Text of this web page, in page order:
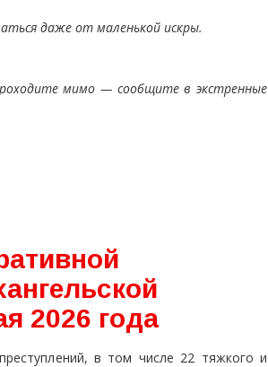
даже от маленькой искры.
мимо — сообщите в экстренные
2026 года
в том числе 22 тяжкого и